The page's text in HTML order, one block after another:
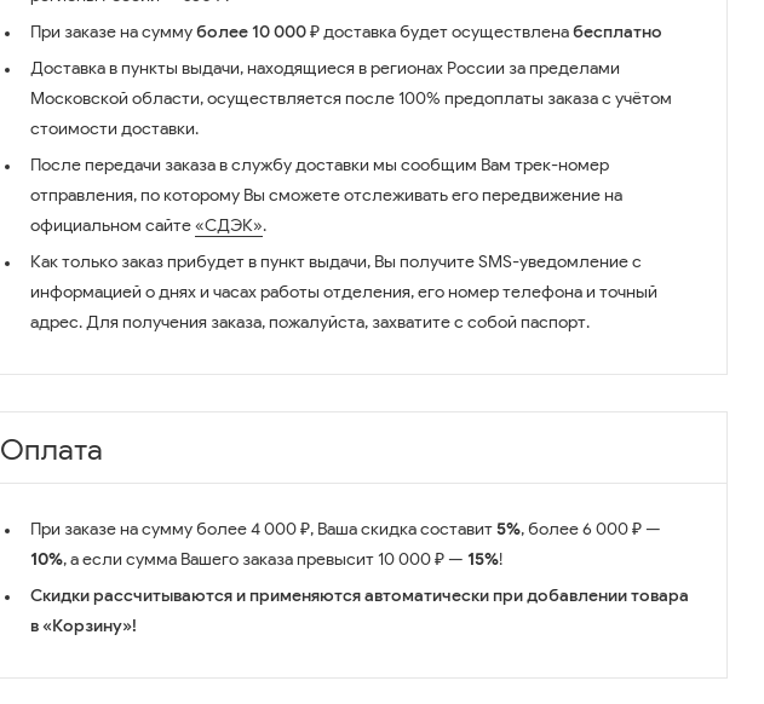
При заказе на суммуболее 10 000 ₽доставка будет осуществленабесплатно
Доставка в пункты выдачи, находящиеся в регионах России за пределами
Московской области, осуществляется после 100% предоплаты заказа с учётом
стоимости доставки.
После передачи заказа в службу доставки мы сообщим Вам трек-номер
отправления, по которому Вы сможете отслеживать его передвижение на
официальном сайте«СДЭК».
Как только заказ прибудет в пункт выдачи, Вы получите SMS-уведомление с
информацией о днях и часах работы отделения, его номер телефона и точный
адрес. Для получения заказа, пожалуйста, захватите с собой паспорт.
Оплата
При заказе на сумму более 4 000 ₽, Ваша скидка составит5%, более 6 000 ₽ —
10%, а если сумма Вашего заказа превысит 10 000 ₽ — 15%!
Скидки рассчитываются и применяются автоматически при добавлении товара
в «Корзину»!